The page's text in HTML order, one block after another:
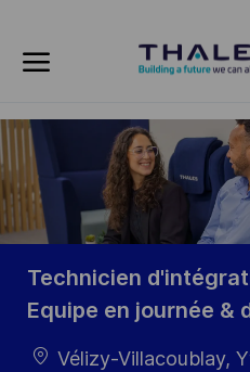
-
Technicien
Equipe en journée &
LocationVélizy-Villacoublay,